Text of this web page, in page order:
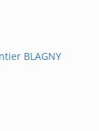
BLAGNY